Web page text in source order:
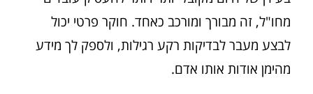
מחו"ל, זה מבורך ומורכב כאחד. חוקר פרטי יכול
לבצע מעבר לבדיקות רקע רגילות, ולספק לך מידע
מהימן אודות אותו אדם.